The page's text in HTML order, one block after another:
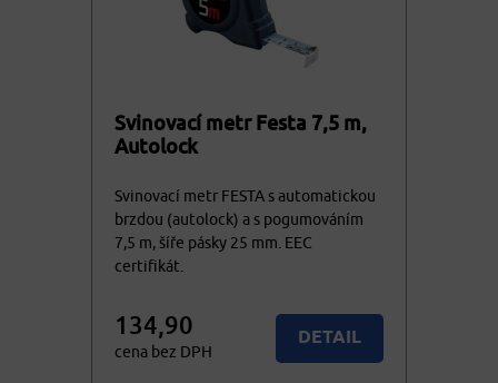
Svinovací metr Festa 7,5 m,
Autolock
Svinovací metr FESTA s automatickou
brzdou (autolock) a s pogumováním
7,5 m, šíře pásky 25 mm. EEC
certifikát.
134,90
cena bez DPH
DETAIL